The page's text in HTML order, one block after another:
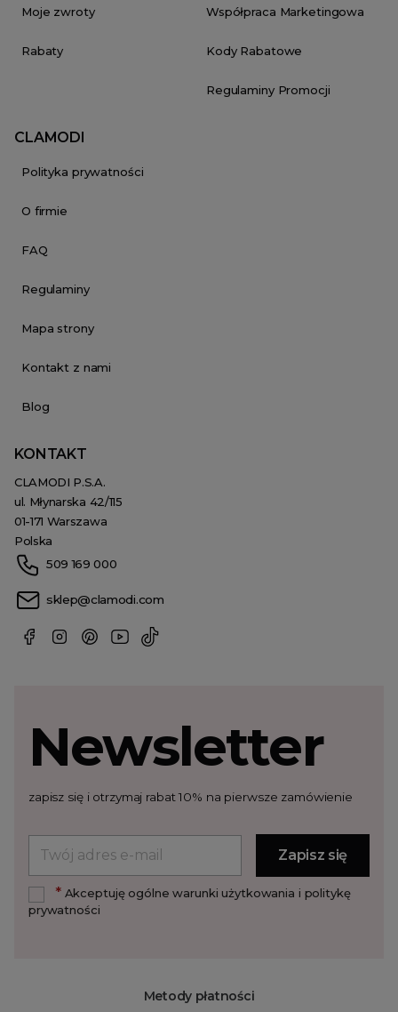
Moje zwroty
Rabaty
Współpraca Marketingowa
Kody Rabatowe
Regulaminy Promocji
CLAMODI
Polityka prywatności
O firmie
FAQ
Regulaminy
Mapa strony
Kontakt z nami
Blog
KONTAKT
CLAMODI P.S.A.
ul. Młynarska 42/115
01-171 Warszawa
Polska
509 169 000
sklep@clamodi.com
Metody płatności
Newsletter
zapisz się i otrzymaj rabat 10% na pierwsze zamówienie
*Akceptuję ogólne warunki użytkowania i politykę
prywatności